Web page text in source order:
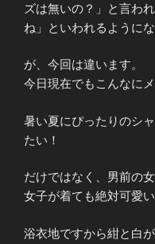
ズは無いの？」と言わ
ね」といわれるように
が、今回は違います。
今日現在でもこんなに
暑い夏にぴったりのシ
たい！
だけではなく、男前の
女子が着ても絶対可愛い
浴衣地ですから紺と白